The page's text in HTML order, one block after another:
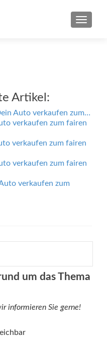
Artikel:
Auto verkaufen zum…
verkaufen zum fairen
verkaufen zum fairen
verkaufen zum fairen
verkaufen zum
um das Thema
informieren Sie gerne!